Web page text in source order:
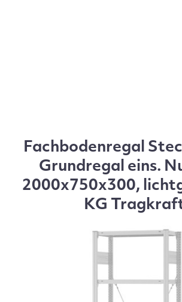
Fachbodenregal
Grundregal eins.
2000x750x300,
KG